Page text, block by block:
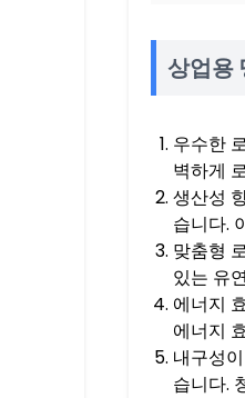
상업용
우수한
벽하게
생산성
습니다.
맞춤형
있는 유
에너지
에너지
내구성
습니다.